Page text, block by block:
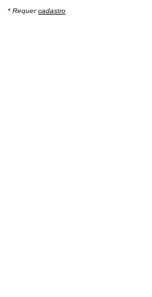
* Requercadastro